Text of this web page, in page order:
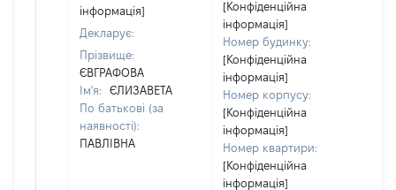
інформація]
Декларує:
Прізвище:
ЄВГРАФОВА
Ім'я:
ЄЛИЗАВЕТА
По батькові (за
наявності):
ПАВЛІВНА
[Конфіденційна
інформація]
Номер будинку:
[Конфіденційна
інформація]
Номер корпусу:
[Конфіденційна
інформація]
Номер квартири:
[Конфіденційна
інформація]